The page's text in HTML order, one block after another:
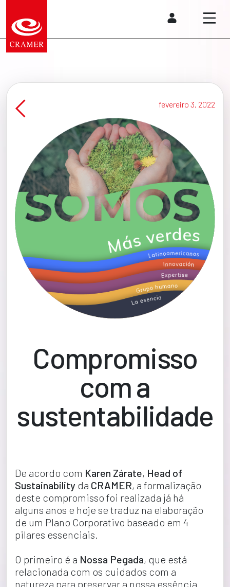
fevereiro 3, 2022
Compromisso
com a
sustentabilidade
De acordo com Karen Zárate, Head of
Sustainability da CRAMER, a formalização
deste compromisso foi realizada já há
alguns anos e hoje se traduz na elaboração
de um Plano Corporativo baseado em 4
pilares essenciais.
O primeiro é a Nossa Pegada, que está
relacionada com os cuidados com a
natureza para preservar a nossa essência